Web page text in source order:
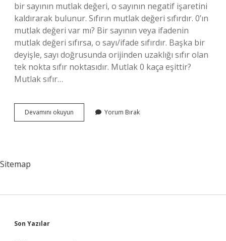
bir sayının mutlak değeri, o sayının negatif işaretini
kaldırarak bulunur. Sıfırın mutlak değeri sıfırdır. 0’ın
mutlak değeri var mı? Bir sayının veya ifadenin
mutlak değeri sıfırsa, o sayı/ifade sıfırdır. Başka bir
deyişle, sayı doğrusunda orijinden uzaklığı sıfır olan
tek nokta sıfır noktasıdır. Mutlak 0 kaça eşittir?
Mutlak sıfır…
Devamını okuyun
Mutlak
Yorum Bırak
Sitemap
Sidebar
Son Yazılar